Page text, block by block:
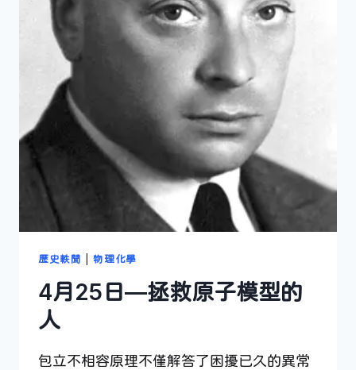
歷史軼聞 |物理化學
4月25日—拯救原子模型的
人
包立不相容原理不僅解答了困擾已久的異常